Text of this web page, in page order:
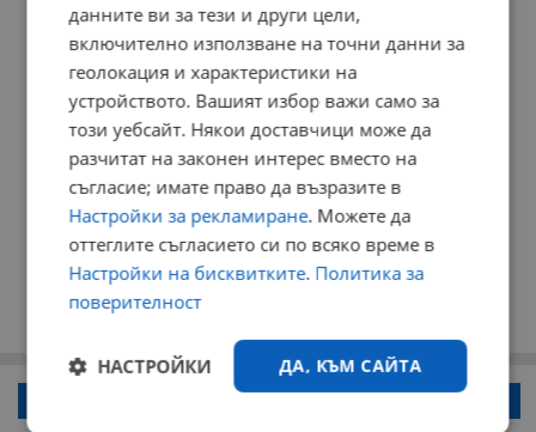
данните ви за тези и други цели,
включително използване на точни данни за
геолокация и характеристики на
устройството. Вашият избор важи само за
този уебсайт. Някои доставчици може да
разчитат на законен интерес вместо на
съгласие; имате право да възразите в
Настройки за рекламиране. Можете да
оттеглите съгласието си по всяко време в
Настройки на бисквитките. Политика за
поверителност
ДА, КЪМ САЙТА
НАСТРОЙКИ